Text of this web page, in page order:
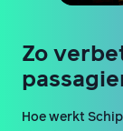
Zo
Hoe werkt